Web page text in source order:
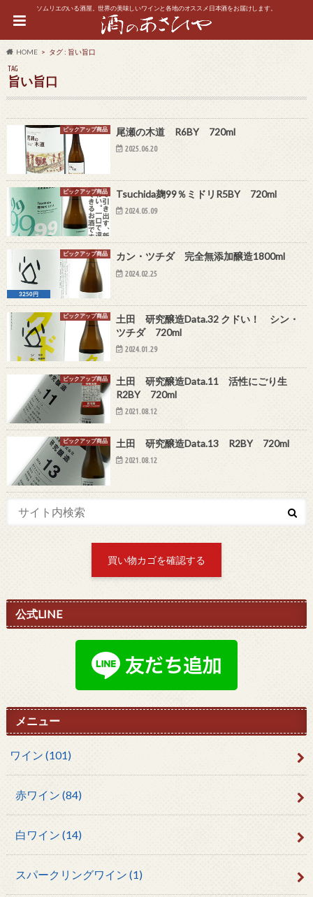
ソムリエのいる酒屋。世界の美味しいワインと各地のオススメ日本酒をお届けします。
HOME タグ : 旨い旨口
TAG
旨い旨口
ピックアップ商品 尾瀬の木道 R6BY 720ml
2025.06.20
ピックアップ商品 Tsuchida麹99％ミドリR5BY 720ml
2024.05.09
ピックアップ商品
3250円
カン・ツチダ 完全無添加醸造1800ml
2024.02.25
ピックアップ商品
土田 研究醸造Data.32 クドい！ シン・
ツチダ 720ml
2024.01.29
ピックアップ商品
土田 研究醸造Data.11 活性にごり生
R2BY 720ml
2021.08.12
ピックアップ商品 土田 研究醸造Data.13 R2BY 720ml
2021.08.12
買い物カゴを確認する
公式LINE
メニュー
ワイン (101)
赤ワイン (84)
白ワイン (14)
スパークリングワイン (1)